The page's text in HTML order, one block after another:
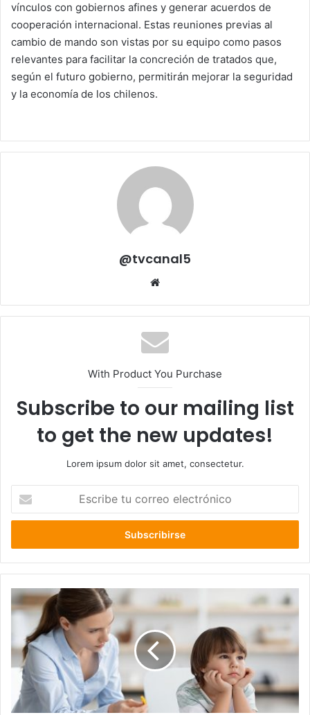
vínculos con gobiernos afines y generar acuerdos de
cooperación internacional. Estas reuniones previas al
cambio de mando son vistas por su equipo como pasos
relevantes para facilitar la concreción de tratados que,
según el futuro gobierno, permitirán mejorar la seguridad
y la economía de los chilenos.
@tvcanal5
With Product You Purchase
Subscribe to our mailing list
to get the new updates!
Lorem ipsum dolor sit amet, consectetur.
correo
Actitud
positiva
autismo